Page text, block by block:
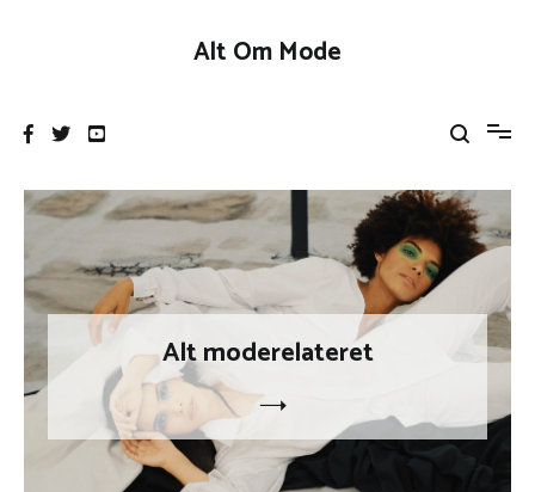
Alt Om Mode
Alt moderelateret